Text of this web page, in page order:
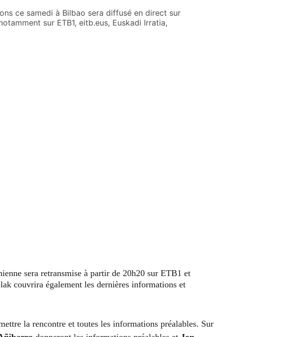
ce samedi à Bilbao sera diffusé en direct sur
sur ETB1, eitb.eus, Euskadi Irratia,
sera retransmise à partir de 20h20 sur ETB1 et
couvrira également les dernières informations et